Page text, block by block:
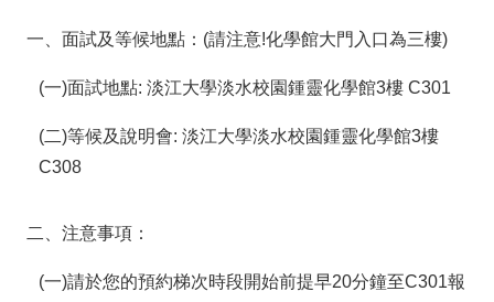
一、面試及等候地點：(請注意!化學館大門入口為三樓)
(一)面試地點: 淡江大學淡水校園鍾靈化學館3樓 C301
(二)等候及說明會: 淡江大學淡水校園鍾靈化學館3樓
C308
二、注意事項：
(一)請於您的預約梯次時段開始前提早20分鐘至C301報